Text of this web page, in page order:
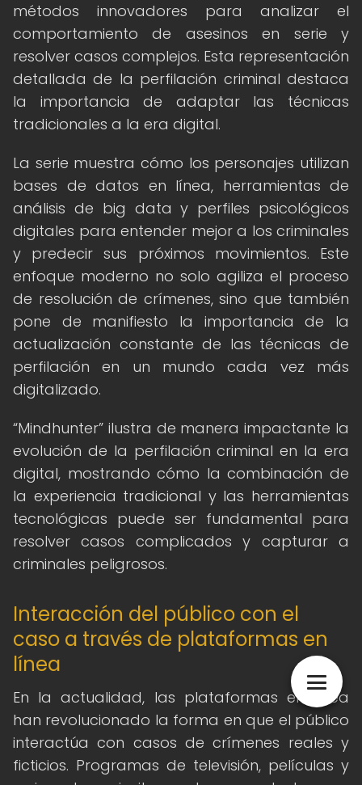
métodos innovadores para analizar el
comportamiento de asesinos en serie y
resolver casos complejos. Esta representación
detallada de la perfilación criminal destaca
la importancia de adaptar las técnicas
tradicionales a la era digital.
La serie muestra cómo los personajes utilizan
bases de datos en línea, herramientas de
análisis de big data y perfiles psicológicos
digitales para entender mejor a los criminales
y predecir sus próximos movimientos. Este
enfoque moderno no solo agiliza el proceso
de resolución de crímenes, sino que también
pone de manifiesto la importancia de la
actualización constante de las técnicas de
perfilación en un mundo cada vez más
digitalizado.
“Mindhunter” ilustra de manera impactante la
evolución de la perfilación criminal en la era
digital, mostrando cómo la combinación de
la experiencia tradicional y las herramientas
tecnológicas puede ser fundamental para
resolver casos complicados y capturar a
criminales peligrosos.
Interacción del público con el
caso a través de plataformas en
línea
En la actualidad, las plataformas en línea
han revolucionado la forma en que el público
interactúa con casos de crímenes reales y
ficticios. Programas de televisión, películas y